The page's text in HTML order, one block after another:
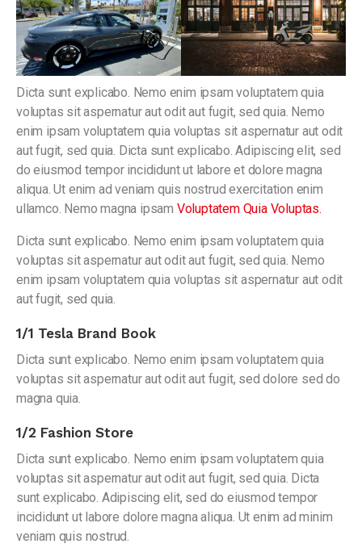
Dicta sunt explicabo. Nemo enim ipsam voluptatem quia
voluptas sit aspernatur aut odit aut fugit, sed quia. Nemo
enim ipsam voluptatem quia voluptas sit aspernatur aut odit
aut fugit, sed quia. Dicta sunt explicabo. Adipiscing elit, sed
do eiusmod tempor incididunt ut labore et dolore magna
aliqua. Ut enim ad veniam quis nostrud exercitation enim
ullamco. Nemo magna ipsam Voluptatem Quia Voluptas.
Dicta sunt explicabo. Nemo enim ipsam voluptatem quia
voluptas sit aspernatur aut odit aut fugit, sed quia. Nemo
enim ipsam voluptatem quia voluptas sit aspernatur aut odit
aut fugit, sed quia.
1/1 Tesla Brand Book
Dicta sunt explicabo. Nemo enim ipsam voluptatem quia
voluptas sit aspernatur aut odit aut fugit, sed dolore sed do
magna quia.
1/2 Fashion Store
Dicta sunt explicabo. Nemo enim ipsam voluptatem quia
voluptas sit aspernatur aut odit aut fugit, sed quia. Dicta
sunt explicabo. Adipiscing elit, sed do eiusmod tempor
incididunt ut labore dolore magna aliqua. Ut enim ad minim
veniam quis nostrud.